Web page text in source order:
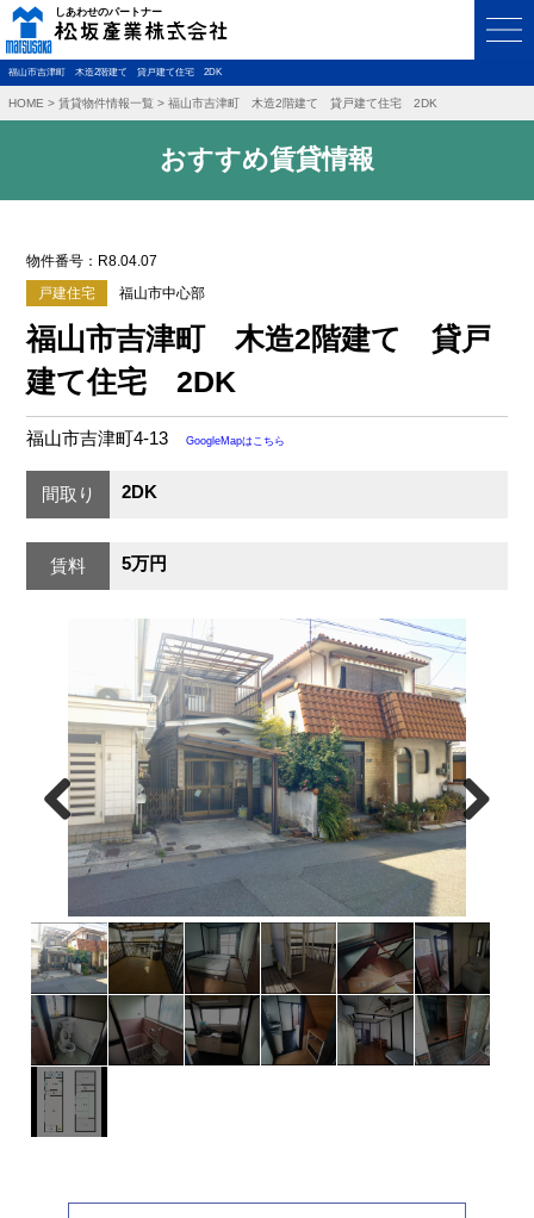
福山市吉津町 木造2階建て 貸戸建て住宅 2DK
HOME > 賃貸物件情報一覧 > 福山市吉津町 木造2階建て 貸戸建て住宅 2DK
おすすめ賃貸情報
物件番号：R8.04.07
戸建住宅
福山市中心部
福山市吉津町 木造2階建て 貸戸
建て住宅 2DK
福山市吉津町4-13 GoogleMapはこちら
間取り 2DK
賃料 5万円